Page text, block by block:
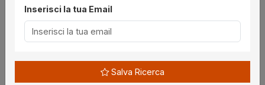
Utilità
Chi siamo
Disclaimer
News
Inserisci la tua Email
Salva Ricerca